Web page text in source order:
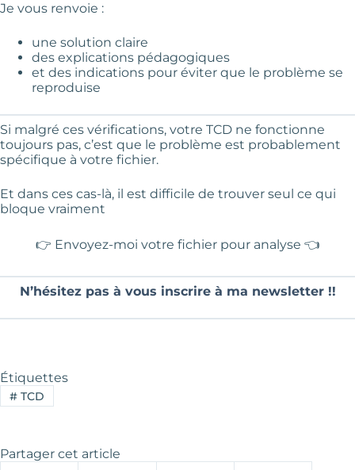
Je vous renvoie :
une solution claire
des explications pédagogiques
et des indications pour éviter que le problème se
reproduise
Si malgré ces vérifications, votre TCD ne fonctionne
toujours pas, c’est que le problème est probablement
spécifique à votre fichier.
Et dans ces cas-là, il est difficile de trouver seul ce qui
bloque vraiment
👉 Envoyez-moi votre fichier pour analyse 👈
N’hésitez pas à vous inscrire à ma newsletter !!
Étiquettes
#TCD
Partager cet article